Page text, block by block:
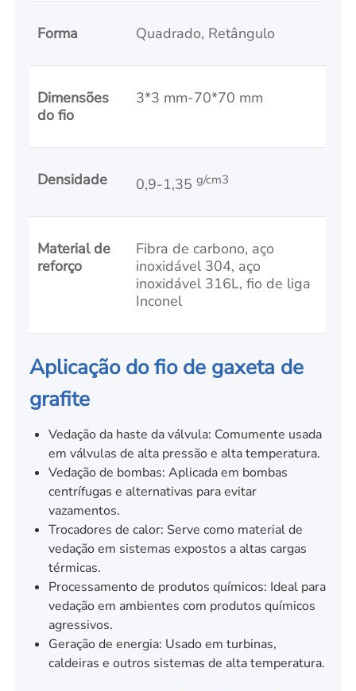
Forma Quadrado, Retângulo
Dimensões
do fio
3*3 mm-70*70 mm
Densidade 0,9-1,35 g/cm3
Material de
reforço
Fibra de carbono, aço
inoxidável 304, aço
inoxidável 316L, fio de liga
Inconel
Aplicação do fio de gaxeta de
grafite
Vedação da haste da válvula: Comumente usada
em válvulas de alta pressão e alta temperatura.
Vedação de bombas: Aplicada em bombas
centrífugas e alternativas para evitar
vazamentos.
Trocadores de calor: Serve como material de
vedação em sistemas expostos a altas cargas
térmicas.
Processamento de produtos químicos: Ideal para
vedação em ambientes com produtos químicos
agressivos.
Geração de energia: Usado em turbinas,
caldeiras e outros sistemas de alta temperatura.